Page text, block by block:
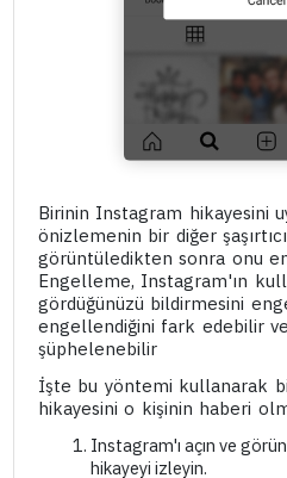
Birinin Instagram hikayesini
önizlemenin bir diğer
görüntüledikten sonra onu
Engelleme, Instagram'ın
gördüğünüzü bildirmesini
engellendiğini fark edebilir ve
şüphelenebilir
İşte bu yöntemi kullanarak
hikayesini o kişinin haberi
Instagram'ı açın ve
hikayeyi izleyin.